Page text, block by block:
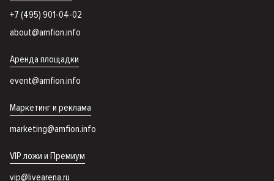
+7 (495) 901-04-02
about@amfion.info
Аренда площадки
event@amfion.info
Маркетинг и реклама
marketing@amfion.info
VIP ложи и Премиум
vip@livearena.ru